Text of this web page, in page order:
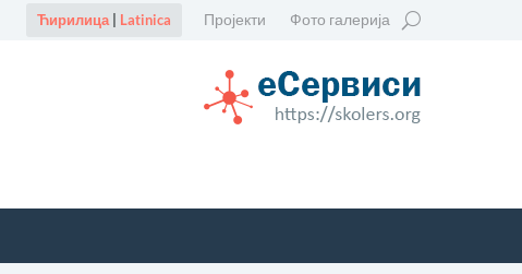
Пројекти Фото галерија
Ћирилица| Latinica